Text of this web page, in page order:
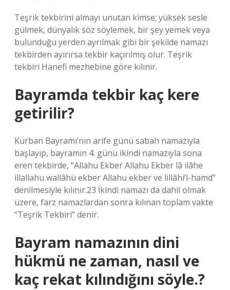
Teşrik tekbirini almayı unutan kimse; yüksek sesle
gülmek, dünyalık söz söylemek, bir şey yemek veya
bulunduğu yerden ayrılmak gibi bir şekilde namazı
tekbirden ayırırsa tekbir kaçırılmış olur. Teşrik
tekbiri Hanefi mezhebine göre kılınır.
Bayramda tekbir kaç kere
getirilir?
Kurban Bayramı’nın arife günü sabah namazıyla
başlayıp, bayramın 4. günü ikindi namazıyla sona
eren tekbirde, “Allahu Ekber Allahu Ekber lâ ilâhe
illallahu wallâhü ekber Allahu ekber ve lillâhi’l-hamd”
denilmesiyle kılınır.23 İkindi namazı da dahil olmak
üzere, farz namazlardan sonra kılınan toplam vakte
“Teşrik Tekbiri” denir.
Bayram namazının dini
hükmü ne zaman, nasıl ve
kaç rekat kılındığını söyle.?